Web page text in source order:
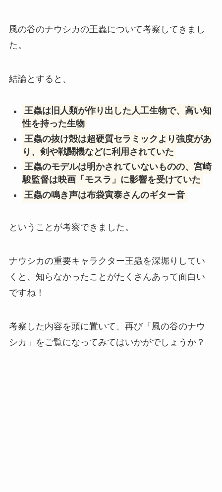
風の谷のナウシカの王蟲について考察してきまし
た。
結論とすると、
王蟲は旧人類が作り出した人工生物で、高い知
性を持った生物
王蟲の抜け殻は超硬質セラミックより強度があ
り、剣や戦闘機などに利用されていた
王蟲のモデルは明かされていないものの、宮崎
駿監督は映画「モスラ」に影響を受けていた
王蟲の鳴き声は布袋寅泰さんのギター音
ということが考察できました。
ナウシカの重要キャラクター王蟲を深堀りしてい
くと、知らなかったことがたくさんあって面白い
ですね！
考察した内容を頭に置いて、再び「風の谷のナウ
シカ」をご覧になってみてはいかがでしょうか？